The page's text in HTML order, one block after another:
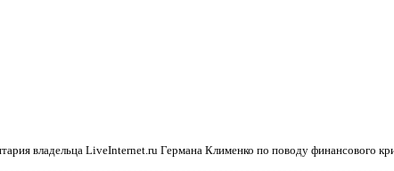
владельца LiveInternet.ru Германа Клименко по поводу финансового